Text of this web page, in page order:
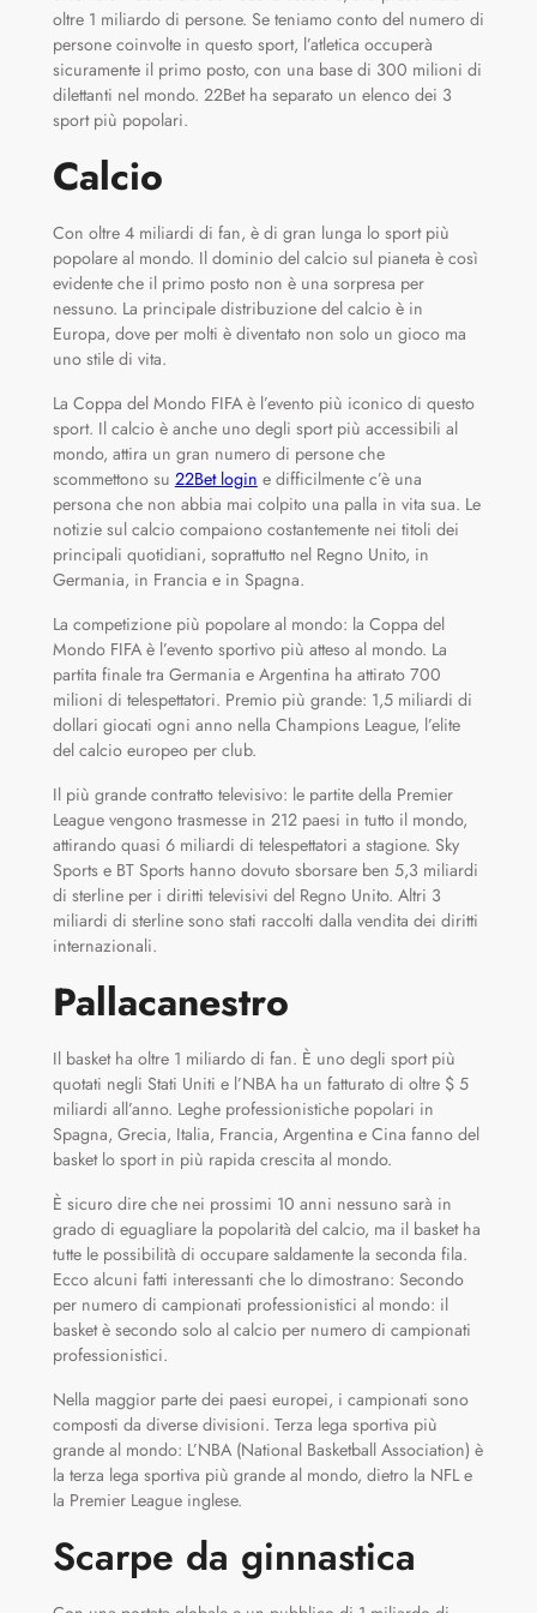
oltre 1 miliardo di persone. Se teniamo conto del numero di
persone coinvolte in questo sport, l’atletica occuperà
sicuramente il primo posto, con una base di 300 milioni di
dilettanti nel mondo. 22Bet ha separato un elenco dei 3
sport più popolari.
Calcio
Con oltre 4 miliardi di fan, è di gran lunga lo sport più
popolare al mondo. Il dominio del calcio sul pianeta è così
evidente che il primo posto non è una sorpresa per
nessuno. La principale distribuzione del calcio è in
Europa, dove per molti è diventato non solo un gioco ma
uno stile di vita.
La Coppa del Mondo FIFA è l’evento più iconico di questo
sport. Il calcio è anche uno degli sport più accessibili al
mondo, attira un gran numero di persone che
scommettono su 22Bet login e difficilmente c’è una
persona che non abbia mai colpito una palla in vita sua. Le
notizie sul calcio compaiono costantemente nei titoli dei
principali quotidiani, soprattutto nel Regno Unito, in
Germania, in Francia e in Spagna.
La competizione più popolare al mondo: la Coppa del
Mondo FIFA è l’evento sportivo più atteso al mondo. La
partita finale tra Germania e Argentina ha attirato 700
milioni di telespettatori. Premio più grande: 1,5 miliardi di
dollari giocati ogni anno nella Champions League, l’elite
del calcio europeo per club.
Il più grande contratto televisivo: le partite della Premier
League vengono trasmesse in 212 paesi in tutto il mondo,
attirando quasi 6 miliardi di telespettatori a stagione. Sky
Sports e BT Sports hanno dovuto sborsare ben 5,3 miliardi
di sterline per i diritti televisivi del Regno Unito. Altri 3
miliardi di sterline sono stati raccolti dalla vendita dei diritti
internazionali.
Pallacanestro
Il basket ha oltre 1 miliardo di fan. È uno degli sport più
quotati negli Stati Uniti e l’NBA ha un fatturato di oltre $ 5
miliardi all’anno. Leghe professionistiche popolari in
Spagna, Grecia, Italia, Francia, Argentina e Cina fanno del
basket lo sport in più rapida crescita al mondo.
È sicuro dire che nei prossimi 10 anni nessuno sarà in
grado di eguagliare la popolarità del calcio, ma il basket ha
tutte le possibilità di occupare saldamente la seconda fila.
Ecco alcuni fatti interessanti che lo dimostrano: Secondo
per numero di campionati professionistici al mondo: il
basket è secondo solo al calcio per numero di campionati
professionistici.
Nella maggior parte dei paesi europei, i campionati sono
composti da diverse divisioni. Terza lega sportiva più
grande al mondo: L’NBA (National Basketball Association) è
la terza lega sportiva più grande al mondo, dietro la NFL e
la Premier League inglese.
Scarpe da ginnastica